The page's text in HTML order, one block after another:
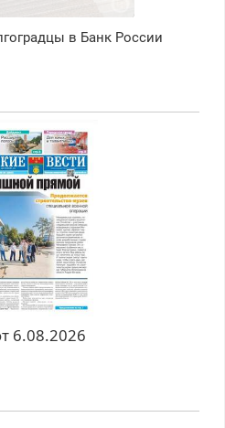
в Банк России
6.08.2026